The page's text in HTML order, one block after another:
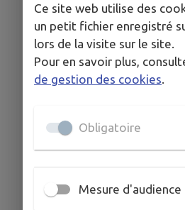
Ce site web utilise des
un petit fichier enregistré
lors de la visite sur le site.
Pour en savoir plus,
de gestion des cookies
Obligatoire
Mesure